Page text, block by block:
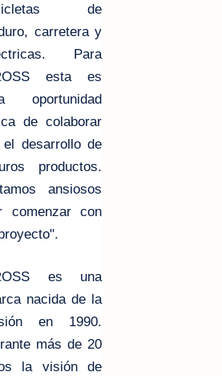
de
carretera y
Para
esta es
oportunidad
de colaborar
el desarrollo de
productos.
ansiosos
comenzar con
es una
nacida de la
en 1990.
más de 20
la visión de